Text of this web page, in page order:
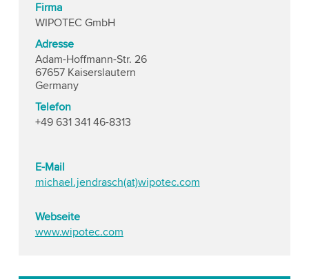
Firma
WIPOTEC GmbH
Adresse
Adam-Hoffmann-Str. 26
67657 Kaiserslautern
Germany
Telefon
+49 631 341 46-8313
E-Mail
michael.jendrasch(at)wipotec.com
Webseite
www.wipotec.com